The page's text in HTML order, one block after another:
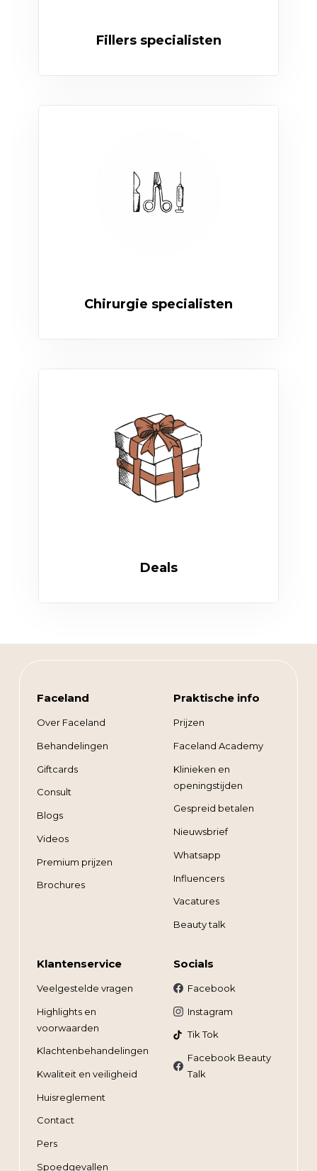
Fillers specialisten
Chirurgie specialisten
Deals
Faceland
Over Faceland
Behandelingen
Giftcards
Consult
Blogs
Videos
Premium prijzen
Brochures
Praktische info
Prijzen
Faceland Academy
Klinieken en
openingstijden
Gespreid betalen
Nieuwsbrief
Whatsapp
Influencers
Vacatures
Beauty talk
Klantenservice
Veelgestelde vragen
Highlights en
voorwaarden
Klachtenbehandelingen
Kwaliteit en veiligheid
Huisreglement
Contact
Pers
Spoedgevallen
Socials
Facebook
Instagram
Tik Tok
Facebook Beauty
Talk